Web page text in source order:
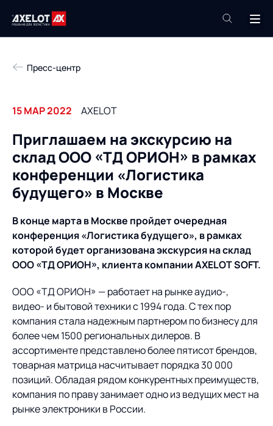
Техподдержка
Компания
Продукты
Роботизация
База знаний
Услуги
Пресс-центр
Проекты
Контакты
О компании
О компании
ИТ-аккредитация
Карьера
Партнеры
Импортозамещение
Продукты
Управление цепями
поставок
Управление складами
Управление перевозками
и транспортным парком
Оптимизация в цепях
поставок
Управление двором
Логистический
Услуги
Логистический
консалтинг
Автоматизация
Нетворкинг и обмен
опытом вместе с AXELOT
Облачные сервисы
Пресс-центр
Новости
Пресс-центр
15 МАР 2022 AXELOT
Приглашаем на экскурсию на
склад ООО «ТД ОРИОН» в рамках
конференции «Логистика
будущего» в Москве
В конце марта в Москве пройдет очередная
конференция «Логистика будущего», в рамках
которой будет организована экскурсия на склад
ООО «ТД ОРИОН», клиента компанииAXELOTSOFT.
ООО «ТД ОРИОН» — работает на рынке аудио-,
видео- и бытовой техники с 1994 года. С тех пор
компания стала надежным партнером по бизнесу для
более чем 1500 региональных дилеров. В
ассортименте представлено более пятисот брендов,
товарная матрица насчитывает порядка 30 000
позиций. Обладая рядом конкурентных преимуществ,
компания по праву занимает одно из ведущих мест на
рынке электроники в России.